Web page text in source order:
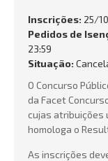
NOSSAS
FALE CONOSCO
Busca:
Inscrições: 25/
Pedidos de
23:59
Situação:
O Concurso
da Facet
cujas atribuições
homologa o
As inscrições